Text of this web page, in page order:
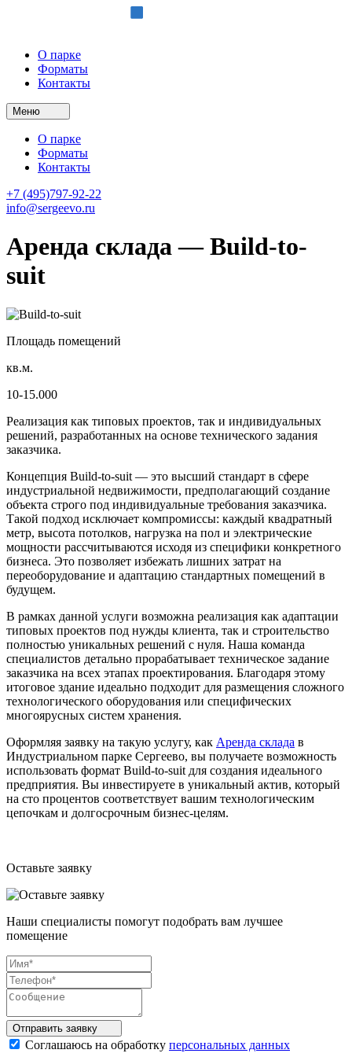
О парке
Форматы
Контакты
Меню
О парке
Форматы
Контакты
+7 (495)797-92-22
info@sergeevo.ru
Аренда склада — Build-to-
suit
Площадь помещений
кв.м.
10-15.000
Реализация как типовых проектов, так и индивидуальных
решений, разработанных на основе технического задания
заказчика.
Концепция Build-to-suit — это высший стандарт в сфере
индустриальной недвижимости, предполагающий создание
объекта строго под индивидуальные требования заказчика.
Такой подход исключает компромиссы: каждый квадратный
метр, высота потолков, нагрузка на пол и электрические
мощности рассчитываются исходя из специфики конкретного
бизнеса. Это позволяет избежать лишних затрат на
переоборудование и адаптацию стандартных помещений в
будущем.
В рамках данной услуги возможна реализация как адаптации
типовых проектов под нужды клиента, так и строительство
полностью уникальных решений с нуля. Наша команда
специалистов детально прорабатывает техническое задание
заказчика на всех этапах проектирования. Благодаря этому
итоговое здание идеально подходит для размещения сложного
технологического оборудования или специфических
многоярусных систем хранения.
Оформляя заявку на такую услугу, как Аренда склада в
Индустриальном парке Сергеево, вы получаете возможность
использовать формат Build-to-suit для создания идеального
предприятия. Вы инвестируете в уникальный актив, который
на сто процентов соответствует вашим технологическим
цепочкам и долгосрочным бизнес-целям.
Оставьте заявку
Наши специалисты помогут подобрать вам лучшее
помещение
Отправить заявку
Соглашаюсь на обработку персональных данных